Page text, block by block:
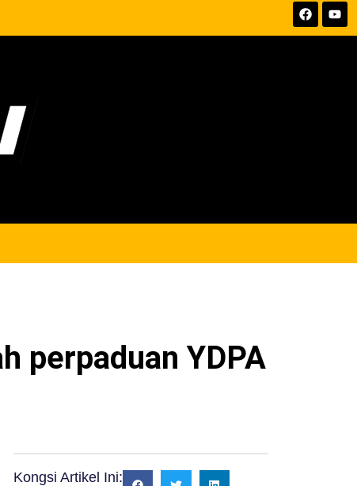
perpaduan YDPA
Kongsi Artikel Ini: